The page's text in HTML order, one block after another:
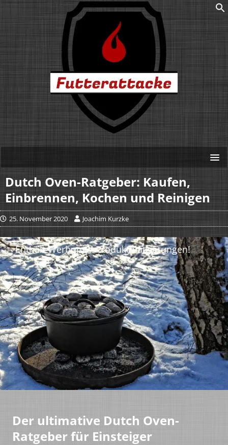
Dutch Oven-Ratgeber: Kaufen,
Einbrennen, Kochen und Reinigen
25. November 2020 Joachim Kurzke
Der ultimative Dutch Oven-
Ratgeber für Einsteiger